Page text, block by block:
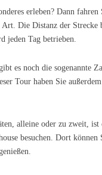
erleben? Dann
Art. Die Distanz der
jeden Tag betrieben.
es noch die sogenannte
Tour haben Sie
alleine oder zu zweit,
besuchen. Dort